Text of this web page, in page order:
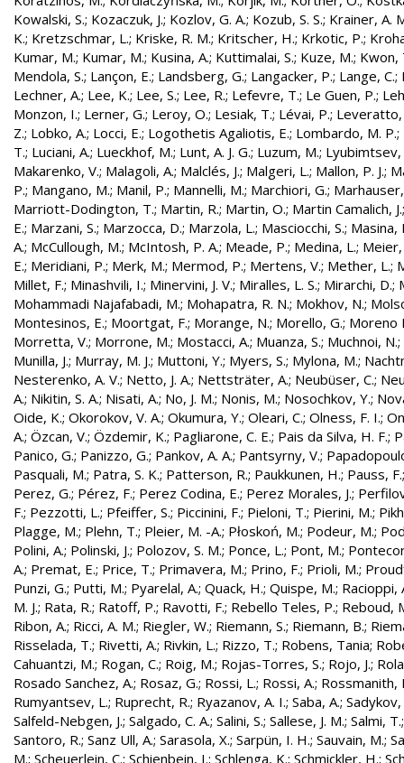
Kowalski, S.; Kozaczuk, J.; Kozlov, G. A.; Kozub, S. S.; Krainer, A.
K.; Kretzschmar, L.; Kriske, R. M.; Kritscher, H.; Krkotic, P.;
Kumar, M.; Kumar, M.; Kusina, A.; Kuttimalai, S.; Kuze, M.; Kwon,
Mendola, S.; Lançon, E.; Landsberg, G.; Langacker, P.; Lange, C.;
Lechner, A.; Lee, K.; Lee, S.; Lee, R.; Lefevre, T.; Le Guen, P.;
Monzon, I.; Lerner, G.; Leroy, O.; Lesiak, T.; Lévai, P.; Leveratto,
Z.; Lobko, A.; Locci, E.; Logothetis Agaliotis, E.; Lombardo, M. P.;
T.; Luciani, A.; Lueckhof, M.; Lunt, A. J. G.; Luzum, M.; Lyubimtsev,
Makarenko, V.; Malagoli, A.; Malclés, J.; Malgeri, L.; Mallon, P. J.;
P.; Mangano, M.; Manil, P.; Mannelli, M.; Marchiori, G.;
Marriott-Dodington, T.; Martin, R.; Martin, O.; Martin Camalich, J.
E.; Marzani, S.; Marzocca, D.; Marzola, L.; Masciocchi, S.; Masina,
A.; McCullough, M.; McIntosh, P. A.; Meade, P.; Medina, L.; Meier,
E.; Meridiani, P.; Merk, M.; Mermod, P.; Mertens, V.; Mether, L.;
Millet, F.; Minashvili, I.; Minervini, J. V.; Miralles, L. S.; Mirarchi, D.;
Mohammadi Najafabadi, M.; Mohapatra, R. N.; Mokhov, N.;
Montesinos, E.; Moortgat, F.; Morange, N.; Morello, G.; Moreno
Morretta, V.; Morrone, M.; Mostacci, A.; Muanza, S.; Muchnoi, N.;
Munilla, J.; Murray, M. J.; Muttoni, Y.; Myers, S.; Mylona, M.;
Nesterenko, A. V.; Netto, J. A.; Nettsträter, A.; Neubüser, C.;
A.; Nikitin, S. A.; Nisati, A.; No, J. M.; Nonis, M.; Nosochkov, Y.;
Oide, K.; Okorokov, V. A.; Okumura, Y.; Oleari, C.; Olness, F. I.;
A.; Özcan, V.; Özdemir, K.; Pagliarone, C. E.; Pais da Silva, H. F.;
Panico, G.; Panizzo, G.; Pankov, A. A.; Pantsyrny, V.;
Pasquali, M.; Patra, S. K.; Patterson, R.; Paukkunen, H.; Pauss, F.
Perez, G.; Pérez, F.; Perez Codina, E.; Perez Morales, J.;
F.; Pezzotti, L.; Pfeiffer, S.; Piccinini, F.; Pieloni, T.; Pierini, M.;
Plagge, M.; Plehn, T.; Pleier, M. -A.; Płoskoń, M.; Podeur, M.;
Polini, A.; Polinski, J.; Polozov, S. M.; Ponce, L.; Pont, M.;
A.; Premat, E.; Price, T.; Primavera, M.; Prino, F.; Prioli, M.;
Punzi, G.; Putti, M.; Pyarelal, A.; Quack, H.; Quispe, M.; Racioppi,
M. J.; Rata, R.; Ratoff, P.; Ravotti, F.; Rebello Teles, P.; Reboud,
Ribon, A.; Ricci, A. M.; Riegler, W.; Riemann, S.; Riemann, B.;
Risselada, T.; Rivetti, A.; Rivkin, L.; Rizzo, T.; Robens, Tania;
Cahuantzi, M.; Rogan, C.; Roig, M.; Rojas-Torres, S.; Rojo, J.;
Rosado Sanchez, A.; Rosaz, G.; Rossi, L.; Rossi, A.; Rossmanith,
Rumyantsev, L.; Ruprecht, R.; Ryazanov, A. I.; Saba, A.; Sadykov,
Salfeld-Nebgen, J.; Salgado, C. A.; Salini, S.; Sallese, J. M.; Salmi, T.
Santoro, R.; Sanz Ull, A.; Sarasola, X.; Sarpün, I. H.; Sauvain, M.;
M.; Scheuerlein, C.; Schienbein, I.; Schlenga, K.; Schmickler, H.;